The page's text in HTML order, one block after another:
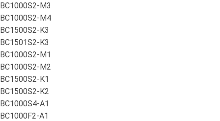
BC1000S2-M3
BC1000S2-M4
BC1500S2-K3
BC1501S2-K3
BC1000S2-M1
BC1000S2-M2
BC1500S2-K1
BC1500S2-K2
BC1000S4-A1
BC1000F2-A1